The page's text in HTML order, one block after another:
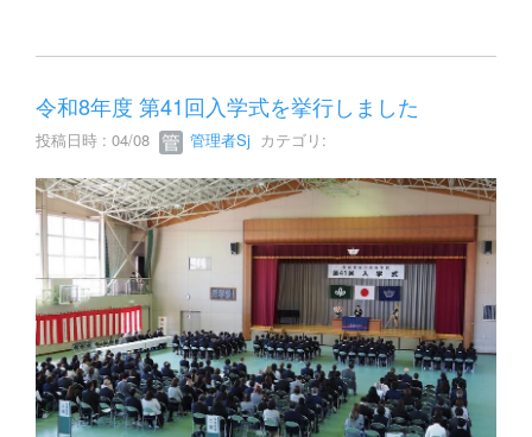
令和8年度 第41回入学式を挙行しました
投稿日時 : 04/08 管理者Sj カテゴリ: